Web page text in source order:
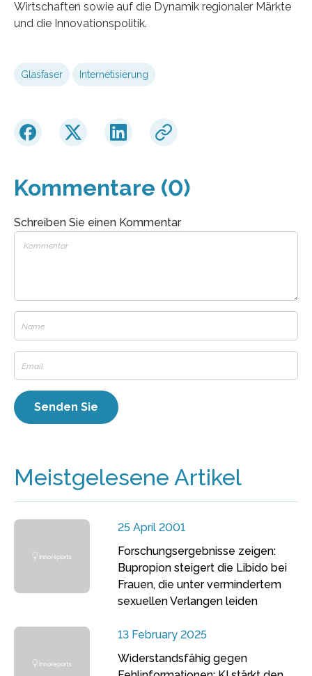
Wirtschaften sowie auf die Dynamik regionaler Märkte
und die Innovationspolitik.
Glasfaser Internetisierung
Kommentare (0)
Schreiben Sie einen Kommentar
Meistgelesene Artikel
25 April 2001
Forschungsergebnisse zeigen:
Bupropion steigert die Libido bei
Frauen, die unter vermindertem
sexuellen Verlangen leiden
13 February 2025
Widerstandsfähig gegen